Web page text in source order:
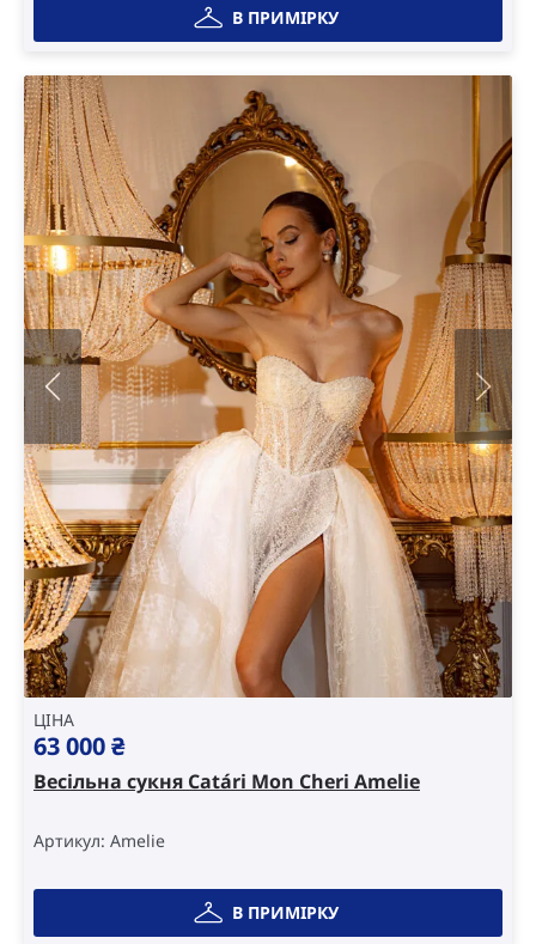
В ПРИМІРКУ
ЦІНА
63 000₴
Весільна сукня Catári Mon Cheri Amelie
Артикул: Amelie
В ПРИМІРКУ